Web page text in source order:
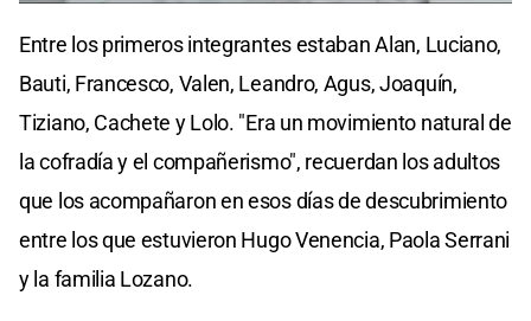
of
seconds
Entre los primeros integrantes estaban Alan, Luciano,
Bauti, Francesco, Valen, Leandro, Agus, Joaquín,
Tiziano, Cachete y Lolo. "Era un movimiento natural de
la cofradía y el compañerismo", recuerdan los adultos
que los acompañaron en esos días de descubrimiento
entre los que estuvieron Hugo Venencia, Paola Serrani
y la familia Lozano.